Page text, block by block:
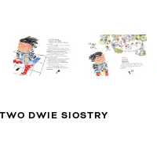
DWIE SIOSTRY